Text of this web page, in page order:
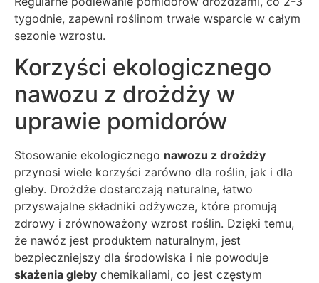
tygodnie, zapewni roślinom trwałe wsparcie w całym
sezonie wzrostu.
Korzyści ekologicznego
nawozu z drożdży w
uprawie pomidorów
Stosowanie ekologicznego nawozu z drożdży
przynosi wiele korzyści zarówno dla roślin, jak i dla
gleby. Drożdże dostarczają naturalne, łatwo
przyswajalne składniki odżywcze, które promują
zdrowy i zrównoważony wzrost roślin. Dzięki temu,
że nawóz jest produktem naturalnym, jest
bezpieczniejszy dla środowiska i nie powoduje
skażenia gleby chemikaliami, co jest częstym